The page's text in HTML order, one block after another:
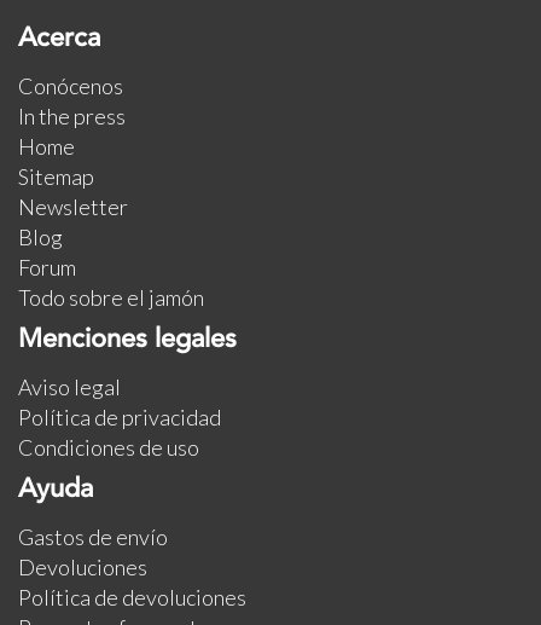
Acerca
Conócenos
In the press
Home
Sitemap
Newsletter
Blog
Forum
Todo sobre el jamón
Menciones legales
Aviso legal
Política de privacidad
Condiciones de uso
Ayuda
Gastos de envío
Devoluciones
Política de devoluciones